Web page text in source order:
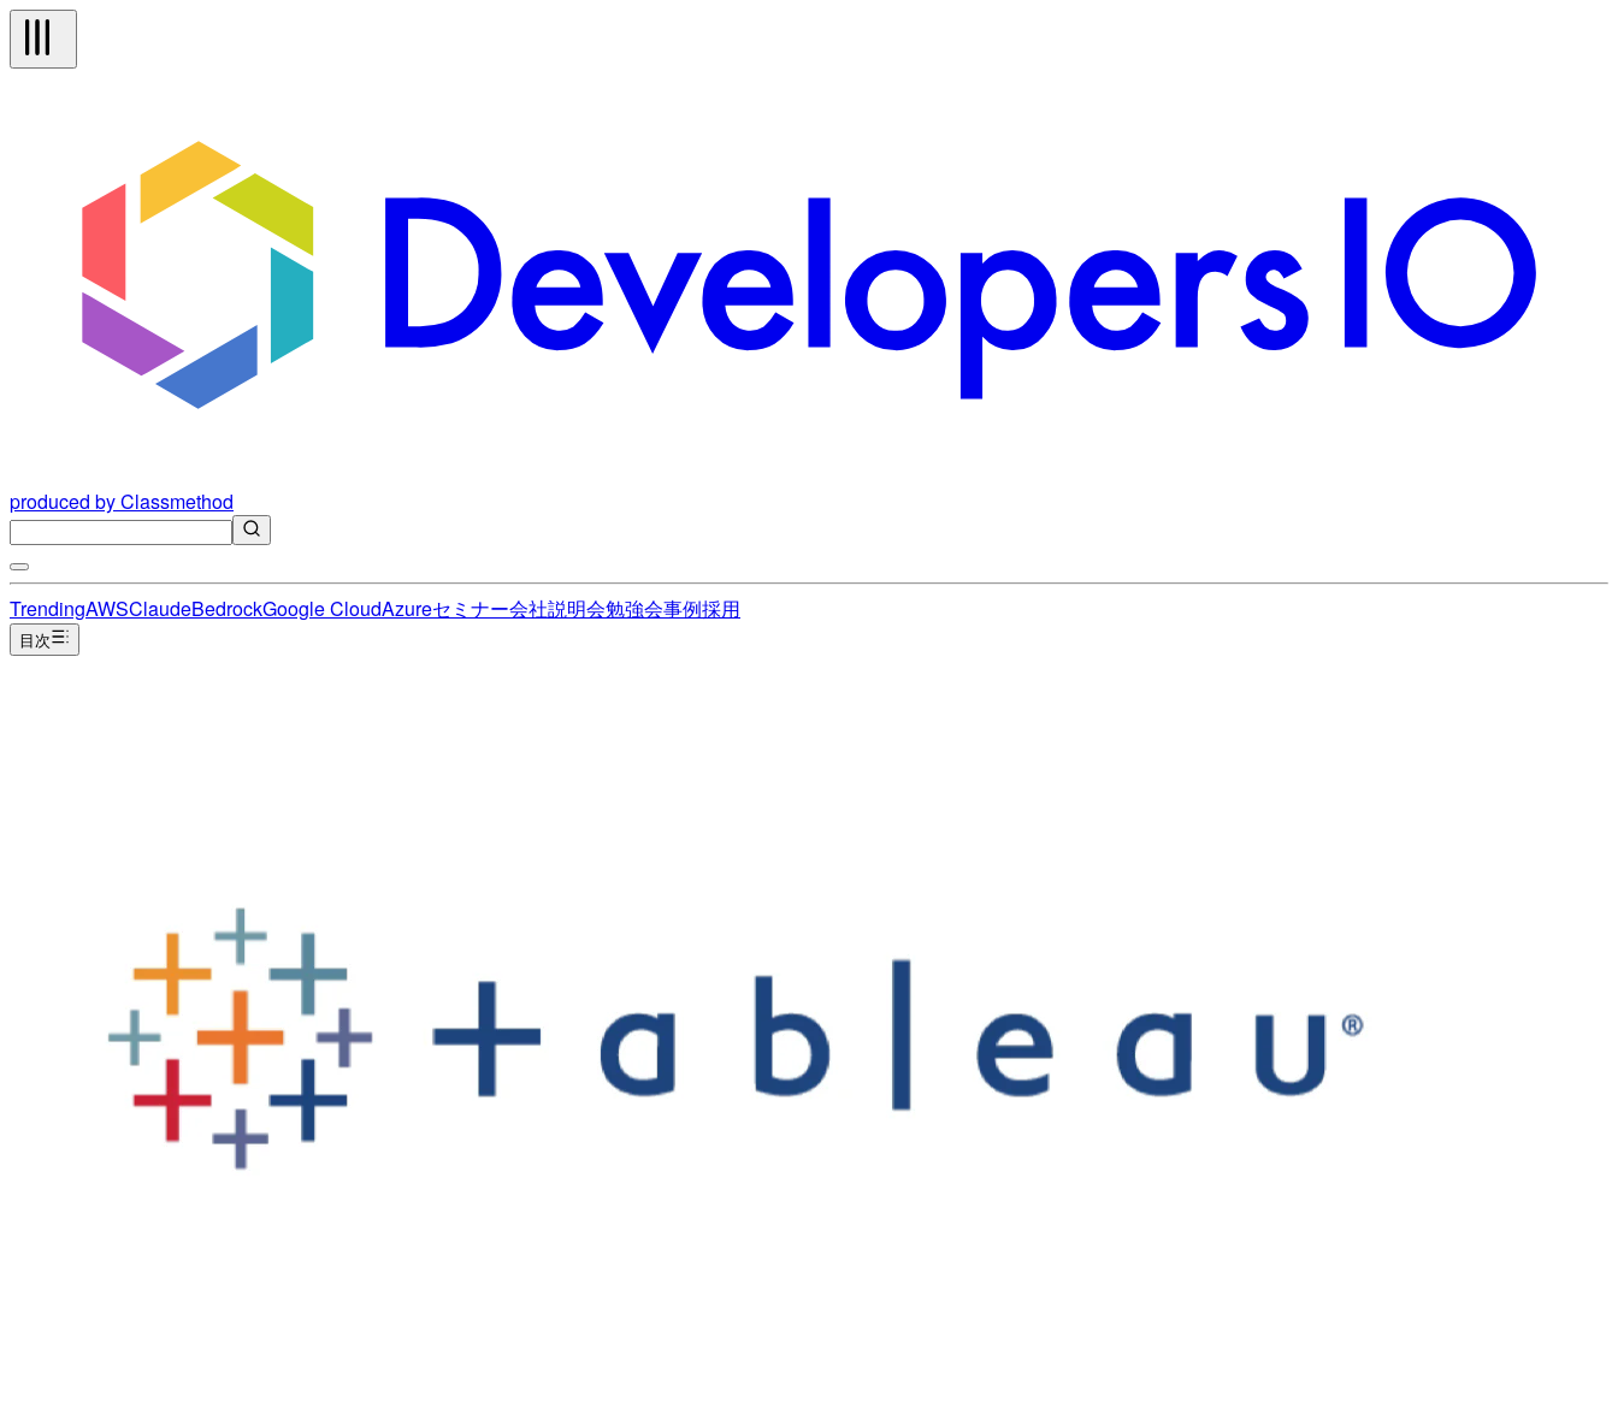
produced by Classmethod
TrendingAWSClaudeBedrockGoogle CloudAzureセミナー会社説明会勉強会事例採用
目次